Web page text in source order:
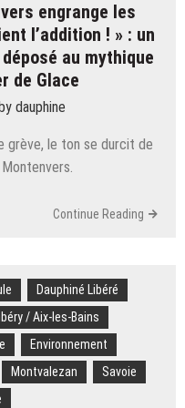
engrange les
l’addition ! » : un
au mythique
de Glace
by dauphine
grève, le ton se durcit de
:
Continue Reading
Dauphiné Libéré
/ Aix-les-Bains
Environnement
Montvalezan
Savoie